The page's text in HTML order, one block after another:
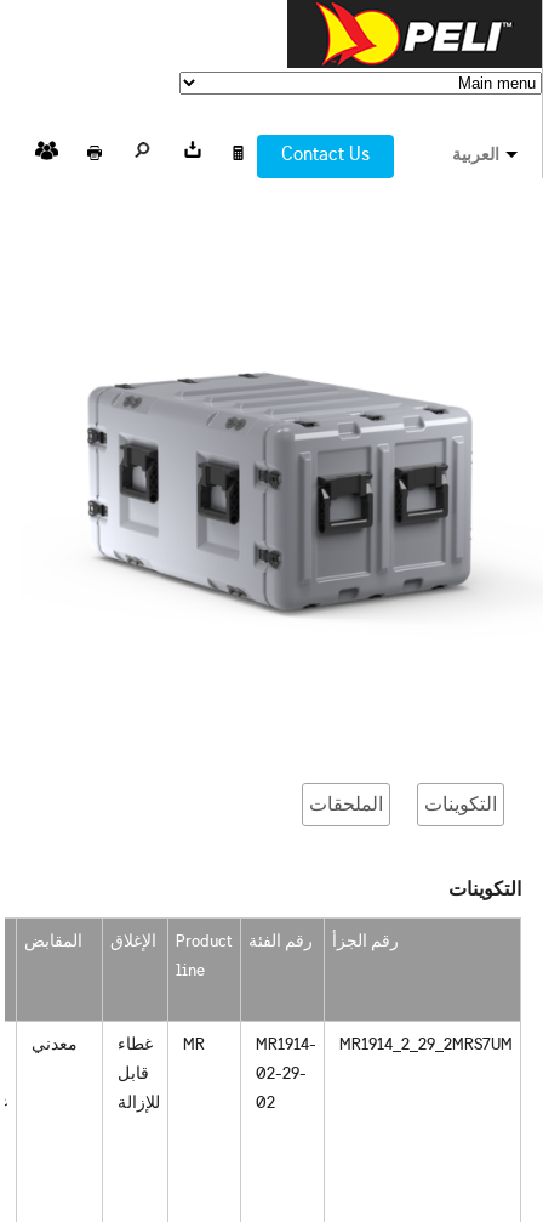
Contact Us العربية
الملحقات التكوينات
التكوينات
رقم الجزأ رقم الفئة
Product
line
الإغلاق المقابض
MR1914_2_29_2MRS7UM
MR1914-
02-29-
02
MR
غطاء
قابل
للإزالة
معدني